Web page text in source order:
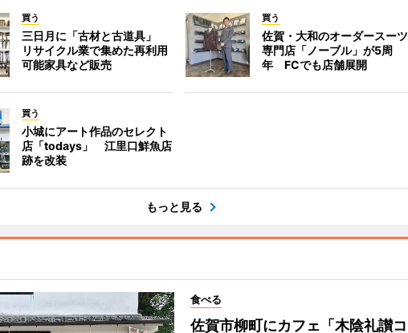
買う
三日月に「古材と古道具」
リサイクル業で集めた再利用
可能家具など販売
買う
佐賀・大和のオーダースーツ
専門店「ノーブル」が5周
年 FCでも店舗展開
買う
小城にアート作品のセレクト
店「todays」 江里口鮮魚店
跡を改装
もっと見る
食べる
佐賀市柳町にカフェ「木陰礼讃コ